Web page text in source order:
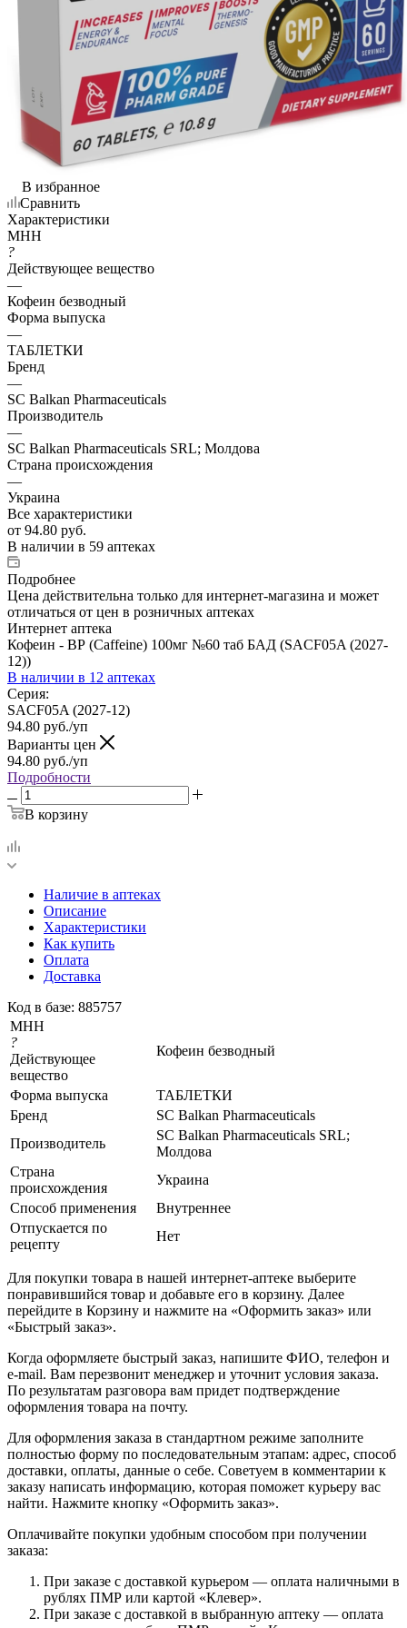
В избранное
Сравнить
Характеристики
МНН
?
Действующее вещество
—
Кофеин безводный
Форма выпуска
—
ТАБЛЕТКИ
Бренд
—
SC Balkan Pharmaceuticals
Производитель
—
SC Balkan Pharmaceuticals SRL; Молдова
Страна происхождения
—
Украина
Все характеристики
от 94.80 руб.
В наличии в 59 аптеках
Подробнее
Цена действительна только для интернет-магазина и может
отличаться от цен в розничных аптеках
Интернет аптека
Кофеин - ВР (Caffeine) 100мг №60 таб БАД (SACF05A (2027-
12))
В наличии в 12 аптеках
Серия:
SACF05A (2027-12)
94.80 руб./уп
Варианты цен
94.80 руб./уп
Подробности
В корзину
Наличие в аптеках
Описание
Характеристики
Как купить
Оплата
Доставка
Код в базе: 885757
МНН
?
Действующее
вещество
Кофеин безводный
Форма выпуска
ТАБЛЕТКИ
Бренд
SC Balkan Pharmaceuticals
Производитель
SC Balkan Pharmaceuticals SRL;
Молдова
Страна
происхождения
Украина
Способ применения
Внутреннее
Отпускается по
рецепту
Нет
Для покупки товара в нашей интернет-аптеке выберите
понравившийся товар и добавьте его в корзину. Далее
перейдите в Корзину и нажмите на «Оформить заказ» или
«Быстрый заказ».
Когда оформляете быстрый заказ, напишите ФИО, телефон и
e-mail. Вам перезвонит менеджер и уточнит условия заказа.
По результатам разговора вам придет подтверждение
оформления товара на почту.
Для оформления заказа в стандартном режиме заполните
полностью форму по последовательным этапам: адрес, способ
доставки, оплаты, данные о себе. Советуем в комментарии к
заказу написать информацию, которая поможет курьеру вас
найти. Нажмите кнопку «Оформить заказ».
Оплачивайте покупки удобным способом при получении
заказа:
При заказе с доставкой курьером — оплата наличными в
рублях ПМР или картой «Клевер».
При заказе с доставкой в выбранную аптеку — оплата